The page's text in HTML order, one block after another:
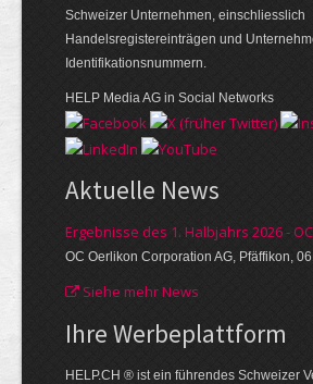
Schweizer Unternehmen, einschliesslich
Handelsregistereinträgen und
Identifikationsnummern.
HELP Media AG in Social Networks
Aktuelle News
Ergebnisse des 1. Halbjahrs 2026 -
OC Oerlikon Corporation AG, Pfäffikon,
Siehe mehr News
Ihre Werbe­plattform
HELP.CH ® ist ein führendes Schweizer